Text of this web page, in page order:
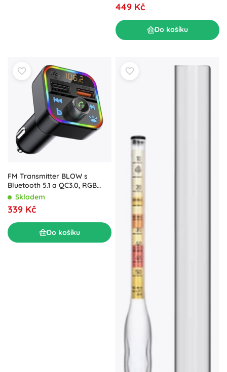
449 Kč
Do košíku
FM Transmitter BLOW s
Bluetooth 5.1 a QC3.0, RGB
podsvícení
Skladem
339 Kč
Do košíku